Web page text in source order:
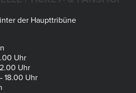
der Haupttribüne
Uhr
Uhr
18.00 Uhr